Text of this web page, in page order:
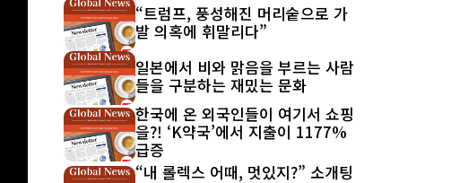
“트럼프, 풍성해진 머리숱으로 가
발 의혹에 휘말리다”
일본에서 비와 맑음을 부르는 사람
들을 구분하는 재밌는 문화
한국에 온 외국인들이 여기서 쇼핑
을?! ‘K약국’에서 지출이 1177%
급증
“내 롤렉스 어때, 멋있지?” 소개팅